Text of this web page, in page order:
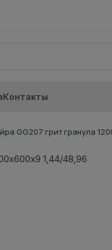
Контакты
GG207 грит гранула